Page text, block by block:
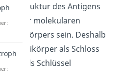
Struktur des Antigens
zur molekularen
Antikörpers sein. Deshalb
Antikörper als Schloss
als Schlüssel